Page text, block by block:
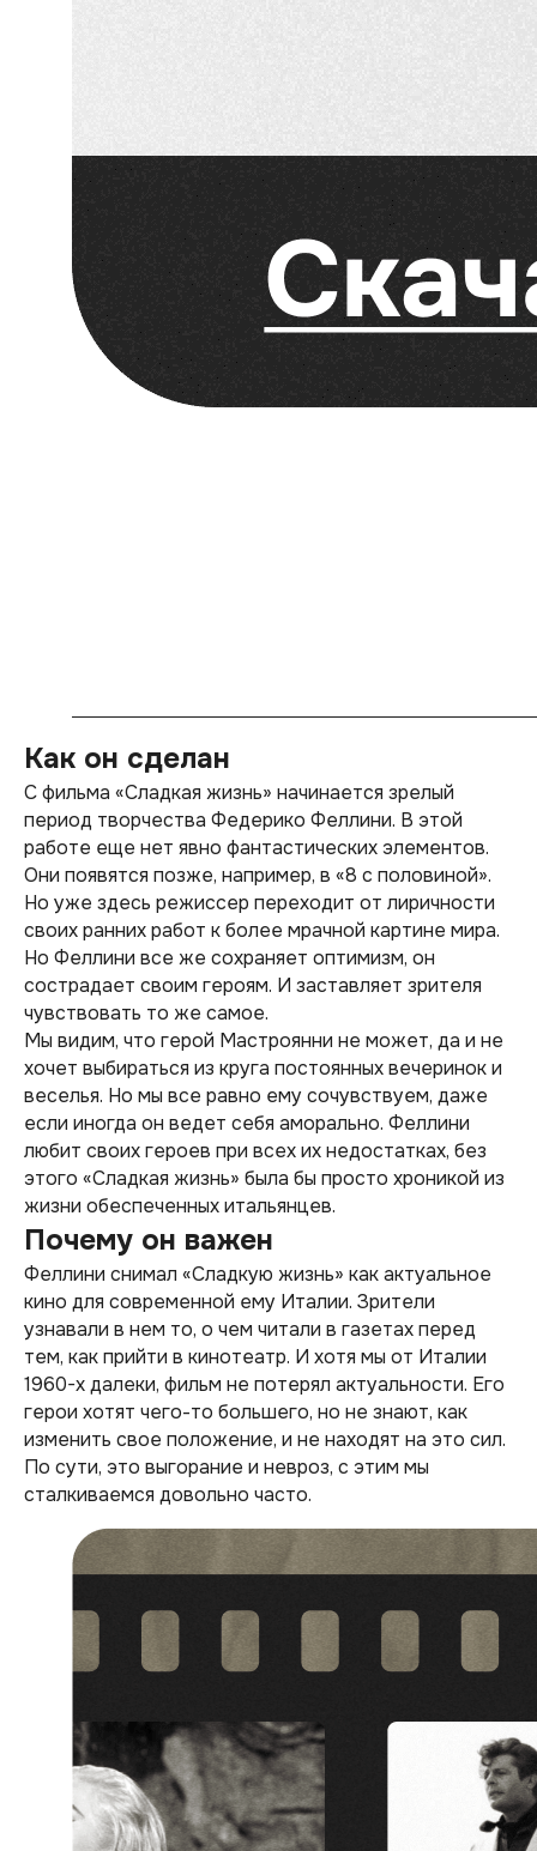
Как он сделан
С фильма «Сладкая жизнь» начинается зрелый
период творчества Федерико Феллини. В этой
работе еще нет явно фантастических элементов.
Они появятся позже, например, в «8 с половиной».
Но уже здесь режиссер переходит от лиричности
своих ранних работ к более мрачной картине мира.
Но Феллини все же сохраняет оптимизм, он
сострадает своим героям. И заставляет зрителя
чувствовать то же самое.
Мы видим, что герой Мастроянни не может, да и не
хочет выбираться из круга постоянных вечеринок и
веселья. Но мы все равно ему сочувствуем, даже
если иногда он ведет себя аморально. Феллини
любит своих героев при всех их недостатках, без
этого «Сладкая жизнь» была бы просто хроникой из
жизни обеспеченных итальянцев.
Почему он важен
Феллини снимал «Сладкую жизнь» как актуальное
кино для современной ему Италии. Зрители
узнавали в нем то, о чем читали в газетах перед
тем, как прийти в кинотеатр. И хотя мы от Италии
1960-х далеки, фильм не потерял актуальности. Его
герои хотят чего-то большего, но не знают, как
изменить свое положение, и не находят на это сил.
По сути, это выгорание и невроз, с этим мы
сталкиваемся довольно часто.